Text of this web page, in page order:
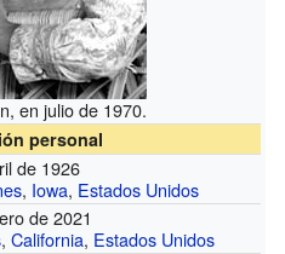
en julio de 1970.
personal
de 1926
, Iowa, Estados Unidos
de 2021
,California, Estados Unidos